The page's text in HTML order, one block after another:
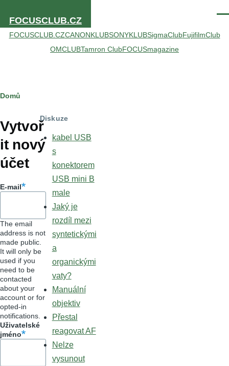
FOCUSCLUB.CZ
FOCUSCLUB.CZCANONKLUBSONYKLUBSigmaClubFujifilmClub
OMCLUBTamron ClubFOCUSmagazine
Hlavní
záložky
Drobečková
navigace
Domů
Vytvoř
it nový
účet
E-mail
The email
address is not
made public.
It will only be
used if you
need to be
contacted
about your
account or for
opted-in
notifications.
Uživatelské
jméno
Diskuze
kabel USB
s
konektorem
USB mini B
male
Jaký je
rozdíl mezi
syntetickými
a
organickými
vaty?
Manuální
objektiv
Přestal
reagovat AF
Nelze
vysunout